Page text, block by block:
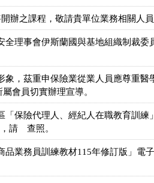
辦之課程，敬請貴單位業務相關人
全理事會伊斯蘭國與基地組織制裁
象，茲重申保險業從業人員應尊重
會員切實辦理宣導。
「保險代理人、經紀人在職教育訓
請 查照。
品業務員訓練教材115年修訂版」電